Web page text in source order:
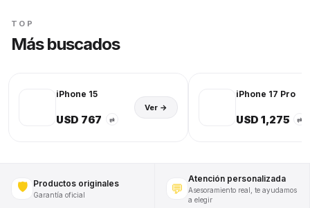
TOP
Más buscados
iPhone 15
USD 767 ⇄
Ver →
iPhone 17 Pro
USD 1,275 ⇄
🛡️ Productos originales
Garantía oficial 💬
Atención personalizada
Asesoramiento real, te ayudamos
a elegir